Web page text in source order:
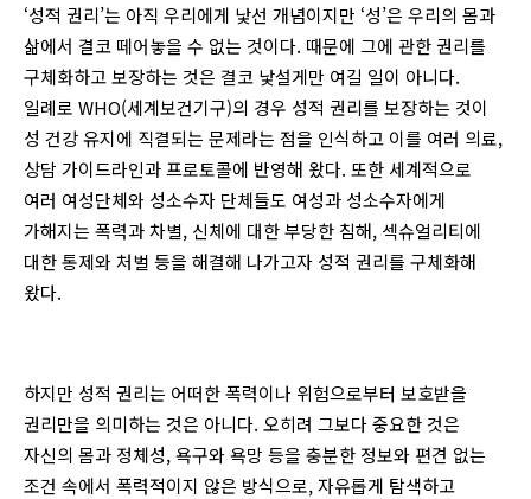
‘성적 권리’는 아직 우리에게 낯선 개념이지만 ‘성’은 우리의 몸과
삶에서 결코 떼어놓을 수 없는 것이다. 때문에 그에 관한 권리를
구체화하고 보장하는 것은 결코 낯설게만 여길 일이 아니다.
일례로 WHO(세계보건기구)의 경우 성적 권리를 보장하는 것이
성 건강 유지에 직결되는 문제라는 점을 인식하고 이를 여러 의료,
상담 가이드라인과 프로토콜에 반영해 왔다. 또한 세계적으로
여러 여성단체와 성소수자 단체들도 여성과 성소수자에게
가해지는 폭력과 차별, 신체에 대한 부당한 침해, 섹슈얼리티에
대한 통제와 처벌 등을 해결해 나가고자 성적 권리를 구체화해
왔다.
하지만 성적 권리는 어떠한 폭력이나 위험으로부터 보호받을
권리만을 의미하는 것은 아니다. 오히려 그보다 중요한 것은
자신의 몸과 정체성, 욕구와 욕망 등을 충분한 정보와 편견 없는
조건 속에서 폭력적이지 않은 방식으로, 자유롭게 탐색하고